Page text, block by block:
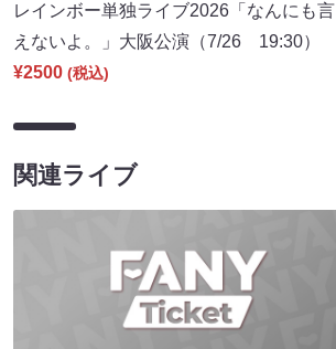
レインボー単独ライブ2026「なんにも言
えないよ。」大阪公演（7/26 19:30）
¥2500 (税込)
関連ライブ